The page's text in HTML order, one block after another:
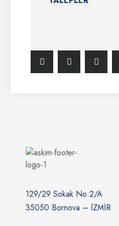
129/29 Sokak No:2/A
35050 Bornova – İZMİR